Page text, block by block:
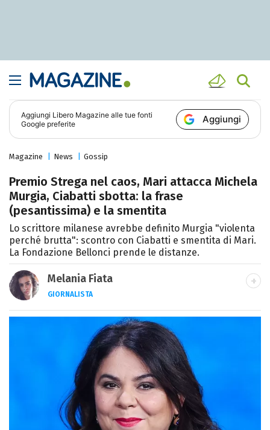
Aggiungi Libero Magazine alle tue fonti
Google preferite
Aggiungi
Magazine News Gossip
Premio Strega nel caos, Mari attacca Michela
Murgia, Ciabatti sbotta: la frase
(pesantissima) e la smentita
Lo scrittore milanese avrebbe definito Murgia "violenta
perché brutta": scontro con Ciabatti e smentita di Mari.
La Fondazione Bellonci prende le distanze.
Melania Fiata
GIORNALISTA
Laureata in Lettere, divoratrice di libri e
serie. Scrivo di spettacoli, film e TV.